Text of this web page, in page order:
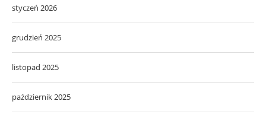
styczeń 2026
grudzień 2025
listopad 2025
październik 2025